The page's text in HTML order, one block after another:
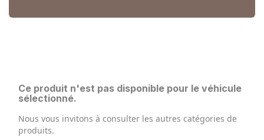
Ce produit n'est pas disponible pour le véhicule
sélectionné.
Nous vous invitons à consulter les autres catégories de
produits.